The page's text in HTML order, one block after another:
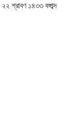
২২ শ্রাবণ ১৪৩৩বঙ্গাব্দ